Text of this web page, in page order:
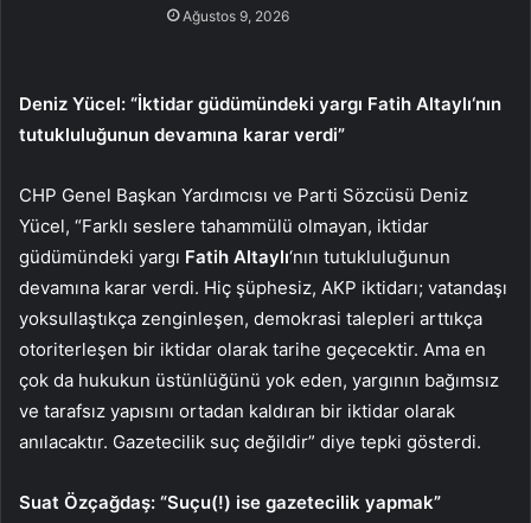
Ağustos 9, 2026
Deniz Yücel: “İktidar güdümündeki yargı Fatih Altaylı‘nın
tutukluluğunun devamına karar verdi”
CHP Genel Başkan Yardımcısı ve Parti Sözcüsü Deniz
Yücel, “Farklı seslere tahammülü olmayan, iktidar
güdümündeki yargı Fatih Altaylı‘nın tutukluluğunun
devamına karar verdi. Hiç şüphesiz, AKP iktidarı; vatandaşı
yoksullaştıkça zenginleşen, demokrasi talepleri arttıkça
otoriterleşen bir iktidar olarak tarihe geçecektir. Ama en
çok da hukukun üstünlüğünü yok eden, yargının bağımsız
ve tarafsız yapısını ortadan kaldıran bir iktidar olarak
anılacaktır. Gazetecilik suç değildir” diye tepki gösterdi.
Suat Özçağdaş: “Suçu(!) ise gazetecilik yapmak”